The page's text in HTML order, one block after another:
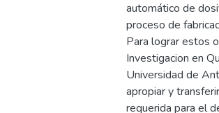
automático de
proceso de
Para lograr estos
Investigacion en
Universidad de
apropiar y
requerida para el